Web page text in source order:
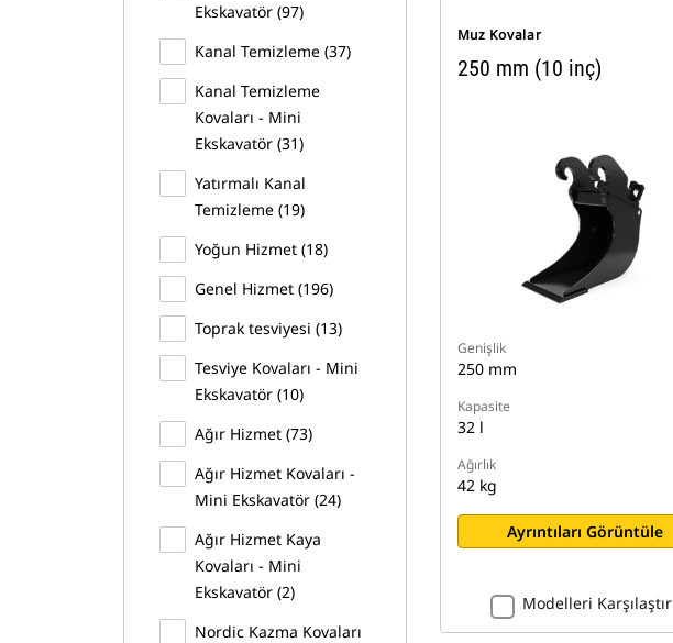
Ekskavatör (97)
Kanal Temizleme (37)
Kanal Temizleme
Kovaları - Mini
Ekskavatör (31)
Yatırmalı Kanal
Temizleme (19)
Yoğun Hizmet (18)
Genel Hizmet (196)
Toprak tesviyesi (13)
Tesviye Kovaları - Mini
Ekskavatör (10)
Ağır Hizmet (73)
Ağır Hizmet Kovaları -
Mini Ekskavatör (24)
Ağır Hizmet Kaya
Kovaları - Mini
Ekskavatör (2)
Nordic Kazma Kovaları
Muz Kovalar
250 mm (10 inç)
Genişlik
250 mm
Kapasite
32 l
Ağırlık
42 kg
Ayrıntıları Görüntüle
Modelleri Karşılaştır